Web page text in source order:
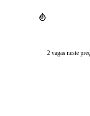
2 vagas neste